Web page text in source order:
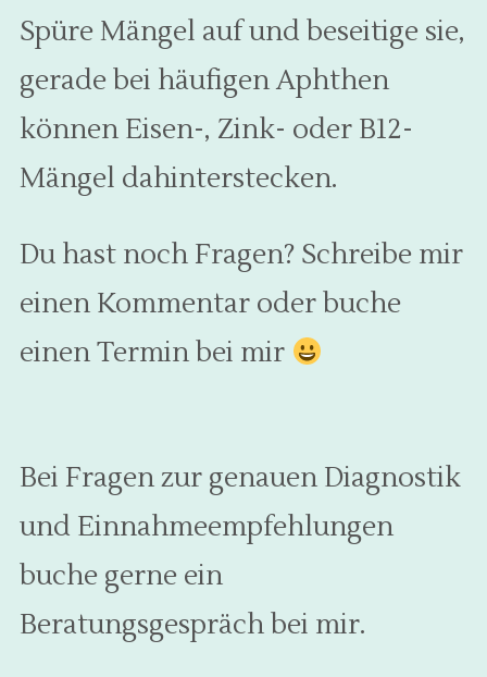
Spüre Mängel auf und beseitige sie,
gerade bei häufigen Aphthen
können Eisen-, Zink- oder B12-
Mängel dahinterstecken.
Du hast noch Fragen? Schreibe mir
einen Kommentar oder buche
einen Termin bei mir
Bei Fragen zur genauen Diagnostik
und Einnahmeempfehlungen
buche gerne ein
Beratungsgespräch bei mir.